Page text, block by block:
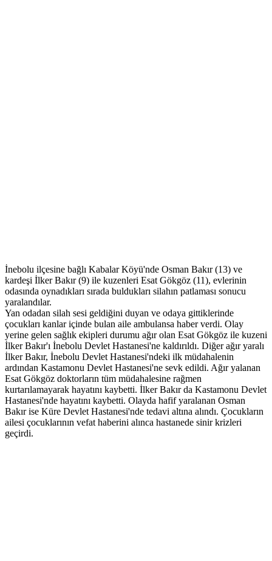
İnebolu ilçesine bağlı Kabalar Köyü'nde Osman Bakır (13) ve
kardeşi İlker Bakır (9) ile kuzenleri Esat Gökgöz (11), evlerinin
odasında oynadıkları sırada buldukları silahın patlaması sonucu
yaralandılar.
Yan odadan silah sesi geldiğini duyan ve odaya gittiklerinde
çocukları kanlar içinde bulan aile ambulansa haber verdi. Olay
yerine gelen sağlık ekipleri durumu ağır olan Esat Gökgöz ile kuzeni
İlker Bakır'ı İnebolu Devlet Hastanesi'ne kaldırıldı. Diğer ağır yaralı
İlker Bakır, İnebolu Devlet Hastanesi'ndeki ilk müdahalenin
ardından Kastamonu Devlet Hastanesi'ne sevk edildi. Ağır yalanan
Esat Gökgöz doktorların tüm müdahalesine rağmen
kurtarılamayarak hayatını kaybetti. İlker Bakır da Kastamonu Devlet
Hastanesi'nde hayatını kaybetti. Olayda hafif yaralanan Osman
Bakır ise Küre Devlet Hastanesi'nde tedavi altına alındı. Çocukların
ailesi çocuklarının vefat haberini alınca hastanede sinir krizleri
geçirdi.